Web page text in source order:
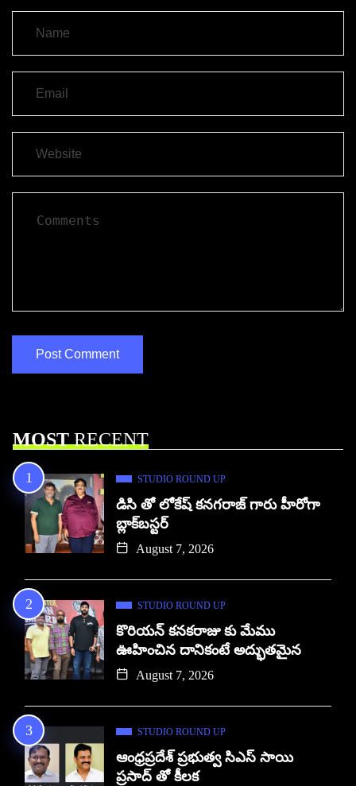
MOSTRECENT
STUDIO ROUND UP
డిసి తో లోకేష్ కనగరాజ్ గారు హీరోగా
బ్లాక్‌బస్టర్
August 7, 2026
STUDIO ROUND UP
కొరియన్ కనకరాజు కు మేము
ఊహించిన దానికంటే అద్భుతమైన
August 7, 2026
STUDIO ROUND UP
ఆంధ్రప్రదేశ్ ప్రభుత్వ సిఎస్ సాయి
ప్రసాద్ తో కీలక